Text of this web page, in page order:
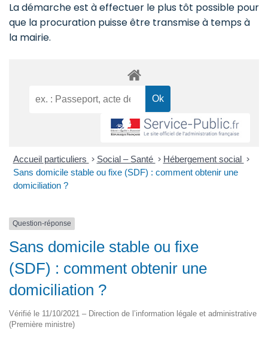
La démarche est à effectuer le plus tôt possible pour
que la procuration puisse être transmise à temps à
la mairie.
Accueil particuliers > Social – Santé > Hébergement social >
Sans domicile stable ou fixe (SDF) : comment obtenir une
domiciliation ?
Question-réponse
Sans domicile stable ou fixe
(SDF) : comment obtenir une
domiciliation ?
Vérifié le 11/10/2021 – Direction de l’information légale et administrative
(Première ministre)